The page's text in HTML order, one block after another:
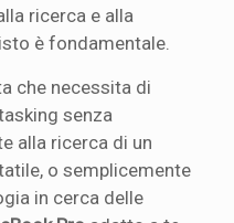
ricerca e alla
è fondamentale.
che necessita di
senza
alla ricerca di un
o semplicemente
in cerca delle